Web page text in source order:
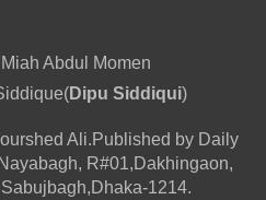
Abdul Momen
Dipu Siddiqui)
Ali.Published by Daily
R#01,Dakhingaon,
1214.